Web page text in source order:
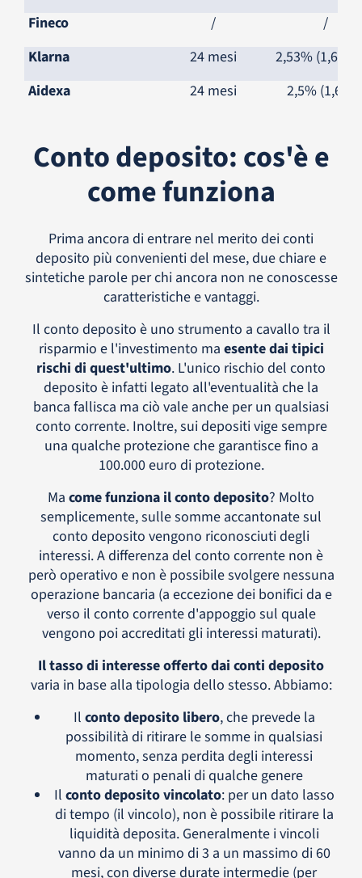
Fineco /
/
Klarna
24 mesi
2,53%
Aidexa
24 mesi 2,5%
Conto deposito: cos'è e
come funziona
Prima ancora di entrare nel merito dei conti
deposito più convenienti del mese, due chiare e
sintetiche parole per chi ancora non ne conoscesse
caratteristiche e vantaggi.
Il conto deposito è uno strumento a cavallo tra il
risparmio e l'investimento ma esente dai tipici
rischi di quest'ultimo. L'unico rischio del conto
deposito è infatti legato all'eventualità che la
banca fallisca ma ciò vale anche per un qualsiasi
conto corrente. Inoltre, sui depositi vige sempre
una qualche protezione che garantisce fino a
100.000 euro di protezione.
Ma come funziona il conto deposito? Molto
semplicemente, sulle somme accantonate sul
conto deposito vengono riconosciuti degli
interessi. A differenza del conto corrente non è
però operativo e non è possibile svolgere nessuna
operazione bancaria (a eccezione dei bonifici da e
verso il conto corrente d'appoggio sul quale
vengono poi accreditati gli interessi maturati).
Il tasso di interesse offerto dai conti deposito
varia in base alla tipologia dello stesso. Abbiamo:
Il conto deposito libero, che prevede la
possibilità di ritirare le somme in qualsiasi
momento, senza perdita degli interessi
maturati o penali di qualche genere
Il conto deposito vincolato: per un dato lasso
di tempo (il vincolo), non è possibile ritirare la
liquidità deposita. Generalmente i vincoli
vanno da un minimo di 3 a un massimo di 60
mesi, con diverse durate intermedie (per